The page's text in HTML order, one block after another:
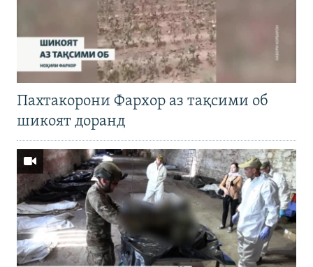
Пахтакорони Фархор аз тақсими об
шикоят доранд